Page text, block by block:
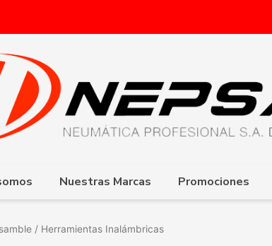
Nuestras Marcas Promociones
/ Herramientas Inalámbricas